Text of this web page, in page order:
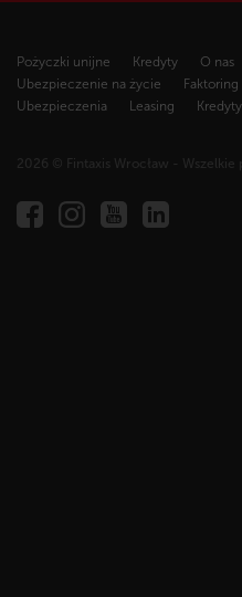
Pożyczki unijne Kredyty O nas
Ubezpieczenie na życie
Faktoring
Ubezpieczenia
Leasing
2026 © Fintaxis Wrocław - Wszelkie